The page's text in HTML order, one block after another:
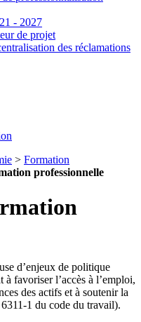
- 2027
de projet
des réclamations
> Formation
professionnelle
d’enjeux de politique
favoriser l’accès à l’emploi,
des actifs et à soutenir la
1 du code du travail).